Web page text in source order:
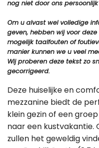
nog niet door ons
Om u alvast wel volledige
geven, hebben wij voor
mogelijk taalfouten of
manier kunnen we u veel
Wij proberen deze tekst zo
gecorrigeerd.
Deze huiselijke en
mezzanine biedt de
klein gezin of een
naar een kustvakantie.
zullen het geweldig